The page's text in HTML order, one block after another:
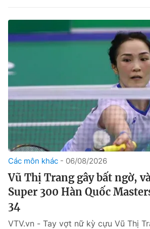
Các môn khác 06/08/2026
Vũ Thị Trang gây bất ngờ,
Super 300 Hàn Quốc
34
VTV.vn - Tay vợt nữ kỳ cựu Vũ Thị